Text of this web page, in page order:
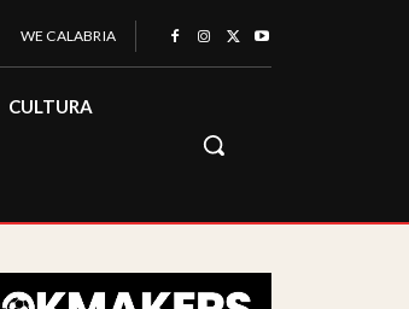
WE CALABRIA
CULTURA